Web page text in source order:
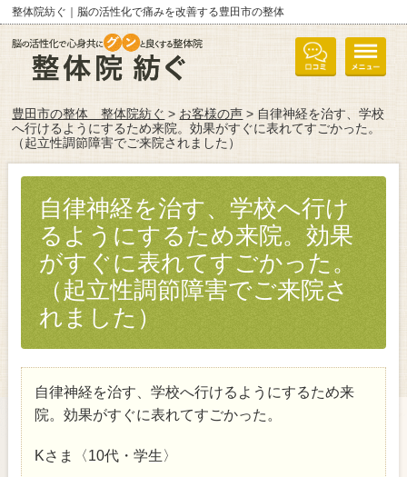
整体院紡ぐ｜脳の活性化で痛みを改善する豊田市の整体
豊田市の整体 整体院紡ぐ > お客様の声 > 自律神経を治す、学校
へ行けるようにするため来院。効果がすぐに表れてすごかった。
（起立性調節障害でご来院されました）
自律神経を治す、学校へ行け
るようにするため来院。効果
がすぐに表れてすごかった。
（起立性調節障害でご来院さ
れました）
自律神経を治す、学校へ行けるようにするため来
院。効果がすぐに表れてすごかった。
Kさま〈10代・学生〉